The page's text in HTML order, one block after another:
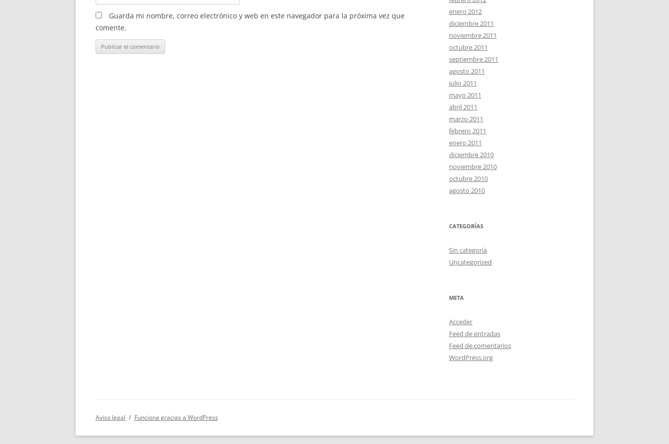
Guarda mi nombre, correo electrónico y web en este navegador para la próxima vez que
comente.
enero 2012
diciembre 2011
noviembre 2011
octubre 2011
septiembre 2011
agosto 2011
julio 2011
mayo 2011
abril 2011
marzo 2011
febrero 2011
enero 2011
diciembre 2010
noviembre 2010
octubre 2010
agosto 2010
CATEGORÍAS
Sin categoría
Uncategorized
META
Acceder
Feed de entradas
Feed de comentarios
WordPress.org
Aviso legal Funciona gracias a WordPress